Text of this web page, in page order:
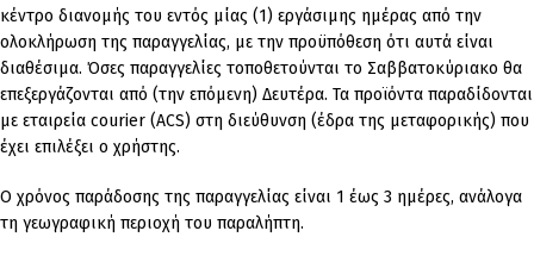
κέντρο διανομής του εντός μίας (1) εργάσιμης ημέρας από την
ολοκλήρωση της παραγγελίας, με την προϋπόθεση ότι αυτά είναι
διαθέσιμα. Όσες παραγγελίες τοποθετούνται το Σαββατοκύριακο θα
επεξεργάζονται από (την επόμενη) Δευτέρα. Τα προϊόντα παραδίδονται
με εταιρεία courier (ACS) στη διεύθυνση (έδρα της μεταφορικής) που
έχει επιλέξει ο χρήστης.
Ο χρόνος παράδοσης της παραγγελίας είναι 1 έως 3 ημέρες, ανάλογα
τη γεωγραφική περιοχή του παραλήπτη.